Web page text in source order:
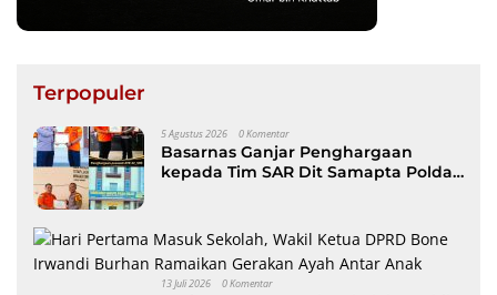
Terpopuler
5 Agustus 2026 0 Komentar
Basarnas Ganjar Penghargaan
kepada Tim SAR Dit Samapta Polda
13 Juli 2026 0 Komentar